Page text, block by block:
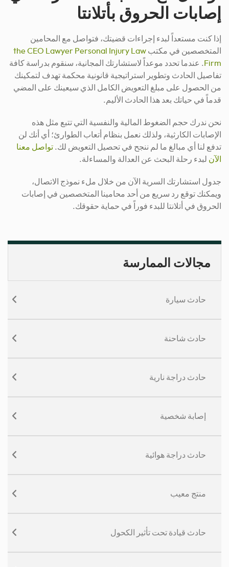
إصابات الحروق بأتلانتا
إذا كنت مستعداً لبدء إجراءات قضيتك، فتواصل مع المحامين
المتخصصين في مكتب the CEO Lawyer Personal Injury Law
Firm. عندما تحدد موعداً لاستشارتك المجانية، سنقوم بدراسة كافة
تفاصيل الحادث وتطوير استراتيجية قانونية محكمة تهدف لتمكينك
من الحصول على مبلغ التعويض الكامل الذي سيعينك على المضي
قدماً في حياتك بعد هذا الحادث الأليم.
نحن ندرك حجم الضغوط المالية والنفسية التي تتبع مثل هذه
الإصابات الكارثية، ولذلك نعمل بنظام أتعاب الطوارئ؛ أي أنك لن
تدفع لنا أي مبالغ ما لم ننجح في تحصيل التعويض لك. تواصل معنا
الآن لبدء رحلة البحث عن العدالة والمساءلة.
جدول استشارتك السرية الآن من خلال ملء نموذج الاتصال،
ويمكنك توقع رد سريع من أحد محامينا المتخصصين في إصابات
الحروق في أتلانتا للبدء فوراً في حماية حقوقك.
مجالات الممارسة
حادث سيارة
حادث شاحنة
حادث دراجة نارية
إصابة شخصية
حادث دراجة هوائية
منتج معيب
حادث قيادة تحت تأثير الكحول